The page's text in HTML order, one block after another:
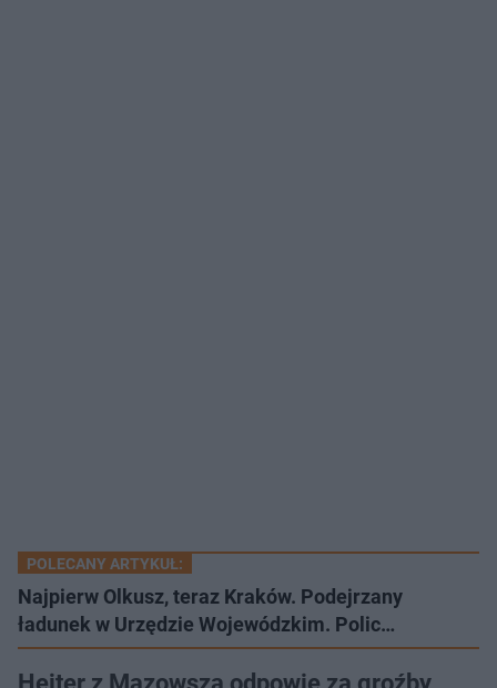
POLECANY ARTYKUŁ:
Najpierw Olkusz, teraz Kraków. Podejrzany
ładunek w Urzędzie Wojewódzkim. Polic…